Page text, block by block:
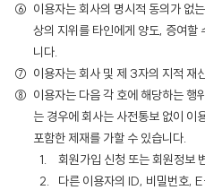
이용자는 회사의 명시적 동의가 없
상의 지위를 타인에게 양도, 증여할
니다.
이용자는 회사 및 제 3자의 지적 재
이용자는 다음 각 호에 해당하는 행
는 경우에 회사는 사전통보 없이 이
포함한 제재를 가할 수 있습니다.
회원가입 신청 또는 회원정보
다른 이용자의 ID, 비밀번호,